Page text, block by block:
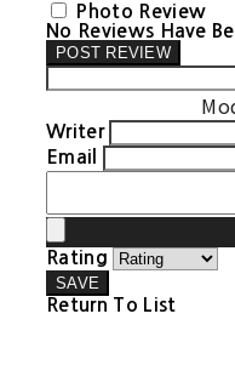
Photo Review
No Reviews Have
POST REVIEW
Writer
Email
Rating
SAVE
Return To List